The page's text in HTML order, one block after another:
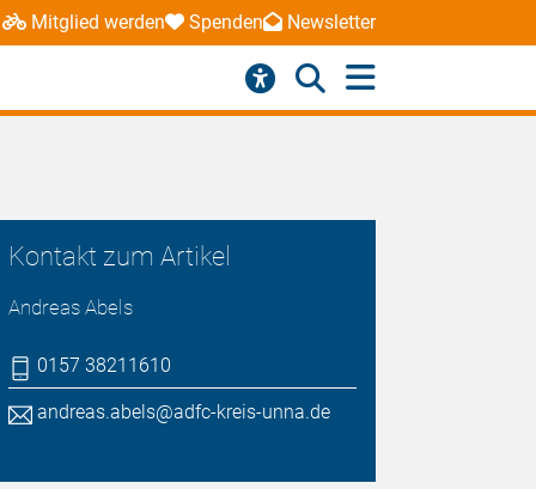
Mitglied werden Spenden Newsletter
Kontakt zum Artikel
Andreas Abels
0157 38211610
andreas.abels@adfc-kreis-unna.de